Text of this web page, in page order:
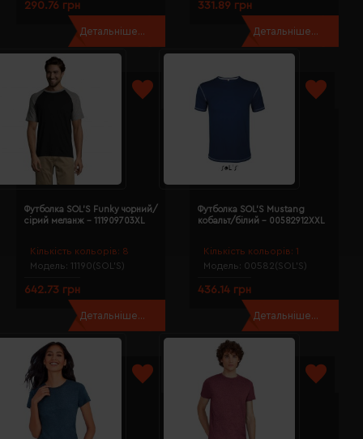
290.76 грн
Детальніше...
331.89 грн
Детальніше...
Кількість кольорів: 8
Модель: 11190(SOL’S)
Футболка SOL'S Funky чорний/
сірий меланж - 111909703XL
642.73 грн
Детальніше...
Кількість кольорів: 1
Модель: 00582(SOL’S)
Футболка SOL'S Mustang
кобальт/білий - 00582912XXL
436.14 грн
Детальніше...